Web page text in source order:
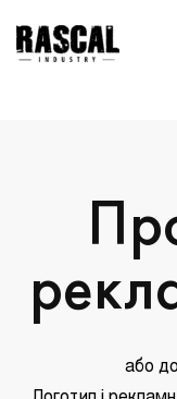
або